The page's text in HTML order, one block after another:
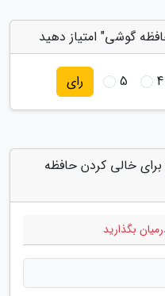
گوشی" امتیاز دهید
4
5 رای
برای خالی کردن حافظه
بگذارید